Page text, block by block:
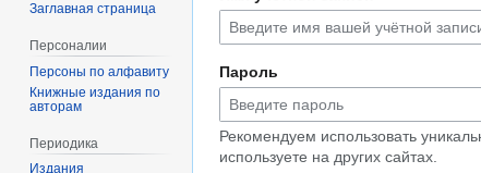
навигации
поиску
Пароль
Рекомендуем использовать
используете на других сайтах.
Заглавная страница
Персоналии
Персоны по алфавиту
Книжные издания по
авторам
Периодика
Издания